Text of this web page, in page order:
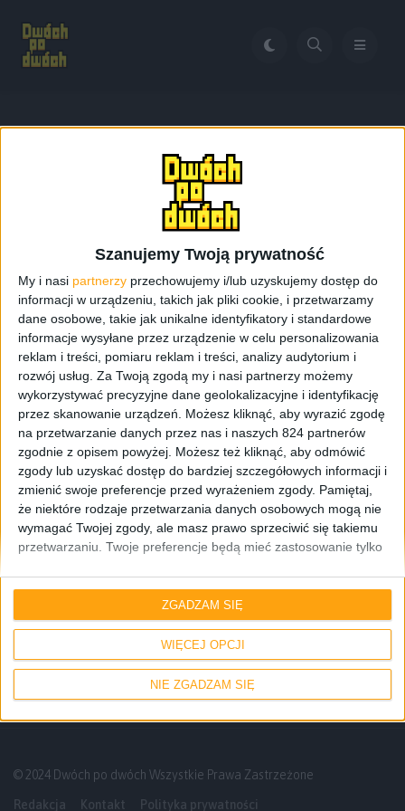
Szanujemy Twoją prywatność
My i nasi partnerzy przechowujemy i/lub uzyskujemy dostęp do
informacji w urządzeniu, takich jak pliki cookie, i przetwarzamy
dane osobowe, takie jak unikalne identyfikatory i standardowe
informacje wysyłane przez urządzenie w celu personalizowania
reklam i treści, pomiaru reklam i treści, analizy audytorium i
rozwój usług. Za Twoją zgodą my i nasi partnerzy możemy
wykorzystywać precyzyjne dane geolokalizacyjne i identyfikację
przez skanowanie urządzeń. Możesz kliknąć, aby wyrazić zgodę
na przetwarzanie danych przez nas i naszych 824 partnerów
zgodnie z opisem powyżej. Możesz też kliknąć, aby odmówić
zgody lub uzyskać dostęp do bardziej szczegółowych informacji i
zmienić swoje preferencje przed wyrażeniem zgody. Pamiętaj,
że niektóre rodzaje przetwarzania danych osobowych mogą nie
wymagać Twojej zgody, ale masz prawo sprzeciwić się takiemu
przetwarzaniu. Twoje preferencje będą mieć zastosowanie tylko
przycisk "Prywatność" na dole strony.
WIĘCEJ OPCJI
NIE ZGADZAM SIĘ
ZGADZAM SIĘ
Galaxy S3 kiedy 4.3 Jelly Bean
Galaxy S3 kiedy 4.3
Jelly Bean
Nowe stabilne wersje oprogramowania z
Androidem 4.3 Jelly Bean dla Galaxy
Note II i Galaxy S III
© 2024 Dwóch po dwóch Wszystkie Prawa Zastrzeżone
Redakcja Kontakt Polityka prywatności